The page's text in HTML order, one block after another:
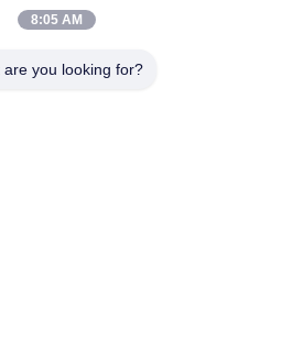
Quem Somos
Controle De Qualidade
8:05 AM
you looking for?